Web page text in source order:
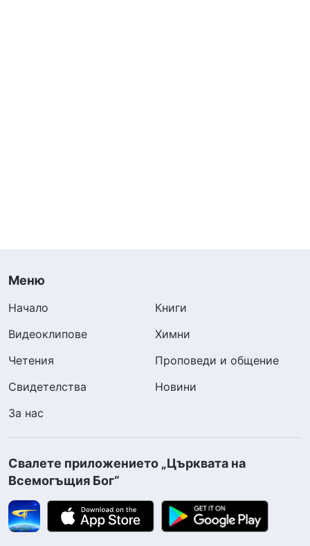
Меню
Начало
Книги
Видеоклипове
Химни
Четения
Проповеди и общение
Свидетелства
Новини
За нас
Свалете приложението „Църквата на
Всемогъщия Бог“